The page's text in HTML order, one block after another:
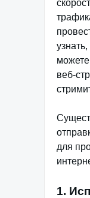
можете
веб-
для
1.